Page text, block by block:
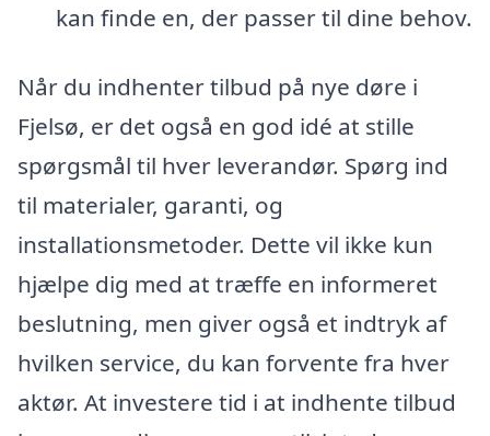
kan finde en, der passer til dine behov.
Når du indhenter tilbud på nye døre i
Fjelsø, er det også en god idé at stille
spørgsmål til hver leverandør. Spørg ind
til materialer, garanti, og
installationsmetoder. Dette vil ikke kun
hjælpe dig med at træffe en informeret
beslutning, men giver også et indtryk af
hvilken service, du kan forvente fra hver
aktør. At investere tid i at indhente tilbud